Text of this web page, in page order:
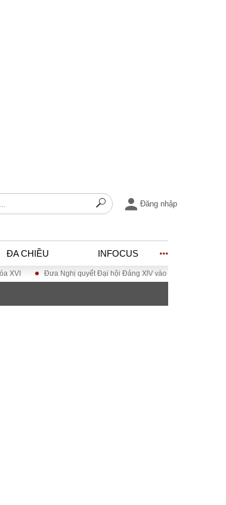
Đăng nhập
ĐA CHIỀU INFOCUS
Đưa Nghị quyết Đại hội Đảng XIV vào cuộc sống